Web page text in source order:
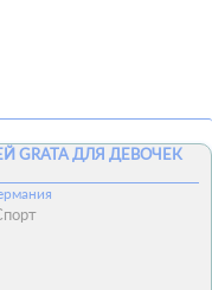
GRATA ДЛЯ ДЕВОЧЕК